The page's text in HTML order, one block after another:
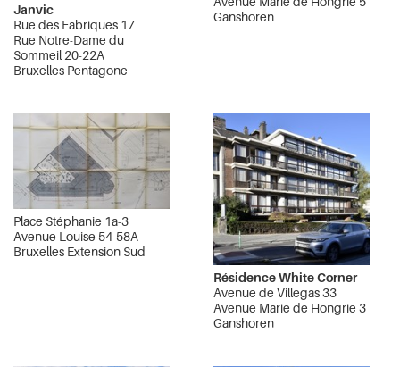
Janvic
Rue des Fabriques 17
Rue Notre-Dame du
Sommeil 20-22A
Bruxelles Pentagone
Ganshoren
Place Stéphanie 1a-3
Avenue Louise 54-58A
Bruxelles Extension Sud
Résidence White Corner
Avenue de Villegas 33
Avenue Marie de Hongrie 3
Ganshoren